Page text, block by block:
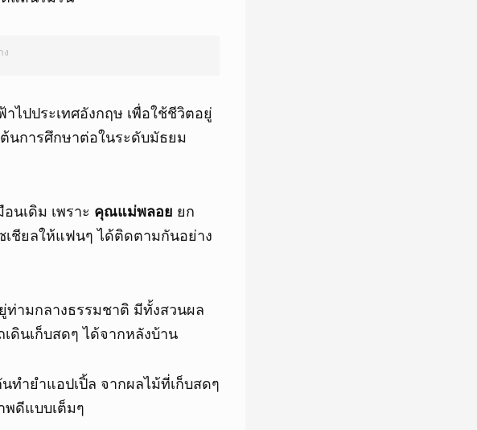
ง
ไปประเทศอังกฤษ เพื่อใช้ชีวิตอยู่
นการศึกษาต่อในระดับมัธยม
นเดิม เพราะ คุณแม่พลอย ยก
ชียลให้แฟนๆ ได้ติดตามกันอย่าง
ามกลางธรรมชาติ มีทั้งสวนผล
ดินเก็บสดๆ ได้จากหลังบ้าน
ำยำแอปเปิ้ล จากผลไม้ที่เก็บสดๆ
พดีแบบเต็มๆ